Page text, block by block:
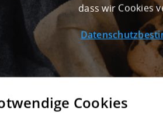
ca. 9.300 m².
es sich um gekennzeichnete
stehen wir gerne
dass wir Cookies
Cookies